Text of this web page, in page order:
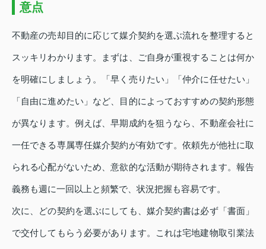
意点
不動産の売却目的に応じて媒介契約を選ぶ流れを整理すると
スッキリわかります。まずは、ご自身が重視することは何か
を明確にしましょう。「早く売りたい」「仲介に任せたい」
「自由に進めたい」など、目的によっておすすめの契約形態
が異なります。例えば、早期成約を狙うなら、不動産会社に
一任できる専属専任媒介契約が有効です。依頼先が他社に取
られる心配がないため、意欲的な活動が期待されます。報告
義務も週に一回以上と頻繁で、状況把握も容易です。
次に、どの契約を選ぶにしても、媒介契約書は必ず「書面」
で交付してもらう必要があります。これは宅地建物取引業法